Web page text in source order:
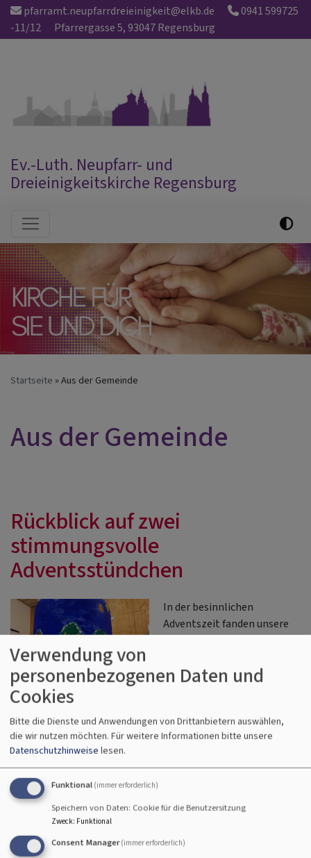
Direkt
zum
Inhalt
pfarramt.neupfarrdreieinigkeit@elkb.de
0941 599725
-11/12
Pfarrergasse 5, 93047 Regensburg
Ev.-Luth. Neupfarr- und
Dreieinigkeitskirche Regensburg
Hauptnavigation
Startseite Aus der Gemeinde
Aus der Gemeinde
Rückblick auf zwei
stimmungsvolle
Adventsstündchen
In der besinnlichen
Adventszeit fanden unsere
bei Kindern und
leuchtende Augen sorgten. Insgesamt 15 Kinder nahmen an
den liebevoll gestalteten Veranstaltungen teil und erlebten
zwei Nachmittage voller Kreativität, Musik und
Weiterlesen
Verwendung von
personenbezogenen Daten und
Cookies
Bitte die Dienste und Anwendungen von Drittanbietern auswählen,
die wir nutzen möchten. Für weitere Informationen bitte unsere
Datenschutzhinweise lesen.
Funktional (immer erforderlich)
Speichern von Daten: Cookie für die Benutzersitzung
Zweck: Funktional
Consent Manager (immer erforderlich)